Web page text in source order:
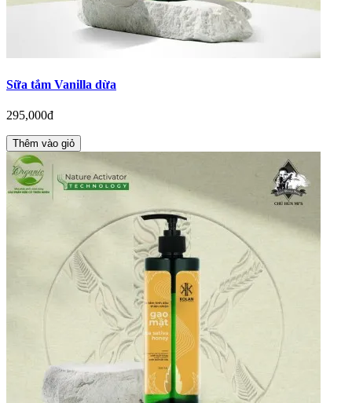
Sữa tắm Vanilla dừa
295,000đ
Thêm vào giỏ